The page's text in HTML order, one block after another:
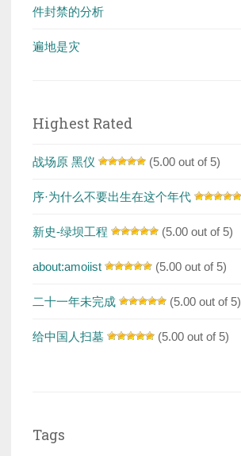
件封禁的分析
遍地是灾
Highest Rated
战场原 黑仪 (5.00 out of 5)
序·为什么不要出生在这个年代
新史-绿坝工程 (5.00 out of 5)
about:amoiist (5.00 out of 5)
二十一年未完成 (5.00 out of 5)
给中国人扫墓 (5.00 out of 5)
Tags